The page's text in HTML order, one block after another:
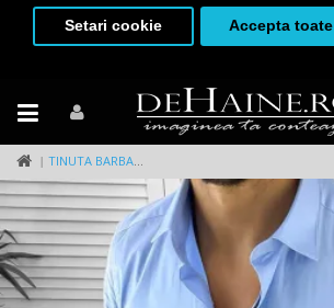
Setari cookie Accepta toate
TINUTA BARBATI SMART CASUAL PANTALONI + CAMASA 12663